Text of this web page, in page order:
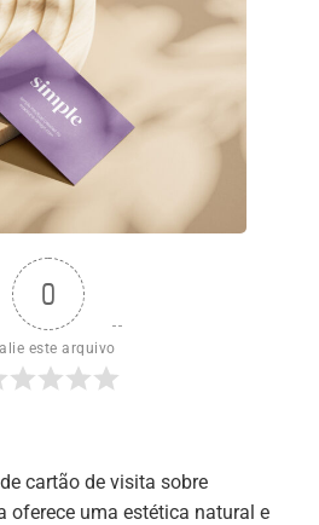
0
este arquivo
cartão de visita sobre
oferece uma estética natural e